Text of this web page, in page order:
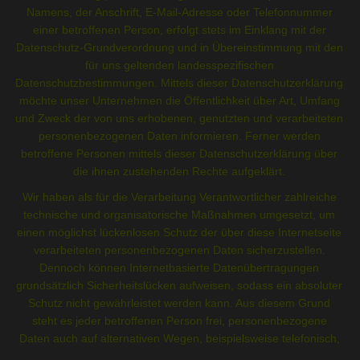
Deutschland
Vertreten durch:Christian Bley-Unger
Kontakt:
Telefon: 094642099999
Verantwortlich für den Inhalt nach § 18 Abs. 2 MStV:
Lindenstraße 3
93189 Reichenbach
Deutschland
Haftungsausschluss
Haftung für Links:
Unser Angebot enthält Links zu externen Webseiten
Dritter, auf deren Inhalte wir keinen Einfluss haben.
Namens, der Anschrift, E-Mail-Adresse oder Telefonnummer
einer betroffenen Person, erfolgt stets im Einklang mit der
Datenschutz-Grundverordnung und in Übereinstimmung mit den
für uns geltenden landesspezifischen
Datenschutzbestimmungen. Mittels dieser Datenschutzerklärung
möchte unser Unternehmen die Öffentlichkeit über Art, Umfang
und Zweck der von uns erhobenen, genutzten und verarbeiteten
personenbezogenen Daten informieren. Ferner werden
betroffene Personen mittels dieser Datenschutzerklärung über
die ihnen zustehenden Rechte aufgeklärt.
Wir haben als für die Verarbeitung Verantwortlicher zahlreiche
technische und organisatorische Maßnahmen umgesetzt, um
einen möglichst lückenlosen Schutz der über diese Internetseite
verarbeiteten personenbezogenen Daten sicherzustellen.
Dennoch können Internetbasierte Datenübertragungen
grundsätzlich Sicherheitslücken aufweisen, sodass ein absoluter
Schutz nicht gewährleistet werden kann. Aus diesem Grund
steht es jeder betroffenen Person frei, personenbezogene
Daten auch auf alternativen Wegen, beispielsweise telefonisch,